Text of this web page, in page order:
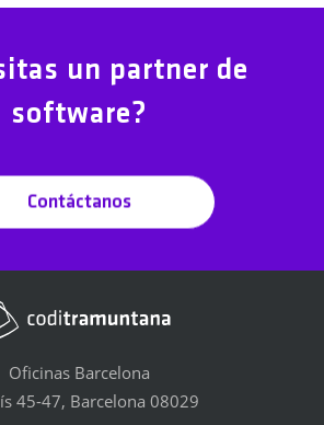
un partner de
software?
Contáctanos
Oficinas Barcelona
45-47, Barcelona 08029